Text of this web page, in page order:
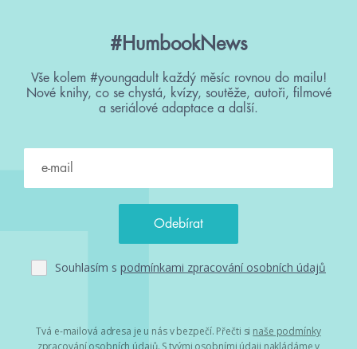
#HumbookNews
Vše kolem #youngadult každý měsíc rovnou do mailu!
Nové knihy, co se chystá, kvízy, soutěže, autoři, filmové
a seriálové adaptace a další.
Souhlasím s podmínkami zpracování osobních údajů
Tvá e-mailová adresa je u nás v bezpečí. Přečti si naše podmínky